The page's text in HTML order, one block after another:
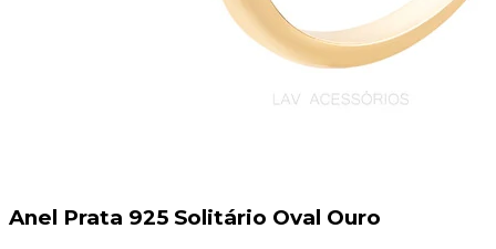
Anel Prata 925 Solitário Oval Ouro